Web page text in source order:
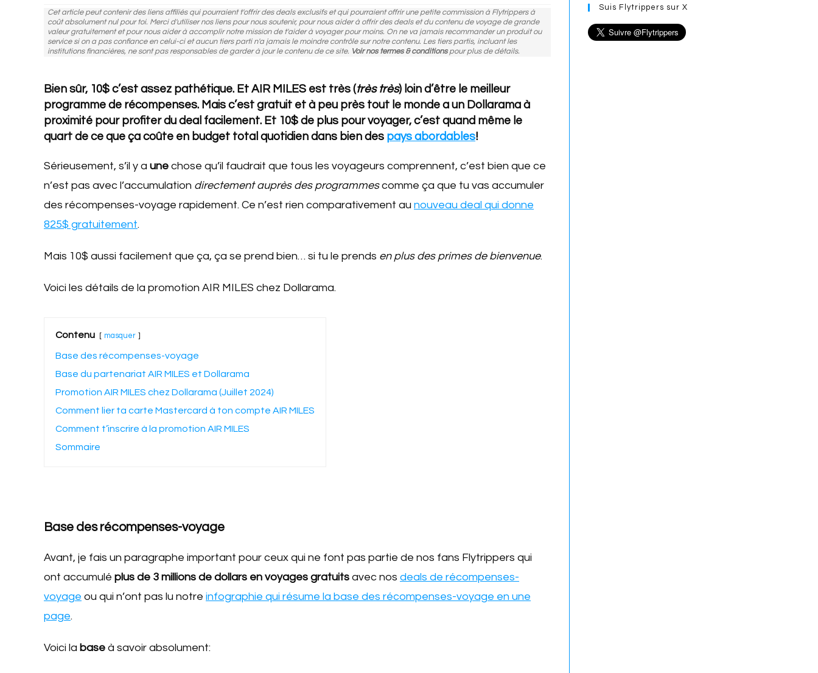
Cet article peut contenir des liens affiliés qui pourraient t'offrir des deals exclusifs et qui pourraient offrir une petite commission à Flytrippers à
coût absolument nul pour toi. Merci d'utiliser nos liens pour nous soutenir, pour nous aider à offrir des deals et du contenu de voyage de grande
valeur gratuitement et pour nous aider à accomplir notre mission de t'aider à voyager pour moins. On ne va jamais recommander un produit ou
service si on a pas confiance en celui-ci et aucun tiers parti n'a jamais le moindre contrôle sur notre contenu. Les tiers partis, incluant les
institutions financières, ne sont pas responsables de garder à jour le contenu de ce site. Voir nos termes & conditionspour plus de détails.
Bien sûr, 10$ c’est assez pathétique. Et AIR MILES est très (très très) loin d’être le meilleur
programme de récompenses. Mais c’est gratuit et à peu près tout le monde a un Dollarama à
proximité pour profiter du deal facilement. Et 10$ de plus pour voyager, c’est quand même le
quart de ce que ça coûte en budget total quotidien dans bien des pays abordables!
Sérieusement, s’il y a une chose qu’il faudrait que tous les voyageurs comprennent, c’est bien que ce
n’est pas avec l’accumulation directement auprès des programmescomme ça que tu vas accumuler
des récompenses-voyage rapidement. Ce n’est rien comparativement au nouveau deal qui donne
825$ gratuitement.
Mais 10$ aussi facilement que ça, ça se prend bien… si tu le prends en plus des primes de bienvenue.
Voici les détails de la promotion AIR MILES chez Dollarama.
Contenu masquer
Base des récompenses-voyage
Base du partenariat AIR MILES et Dollarama
Promotion AIR MILES chez Dollarama (Juillet 2024)
Comment lier ta carte Mastercard à ton compte AIR MILES
Comment t’inscrire à la promotion AIR MILES
Sommaire
Base des récompenses-voyage
Avant, je fais un paragraphe important pour ceux qui ne font pas partie de nos fans Flytrippers qui
ont accumulé plus de 3 millions de dollars en voyages gratuits avec nos deals de récompenses-
voyage ou qui n’ont pas lu notre infographie qui résume la base des récompenses-voyage en une
page.
Voici la base à savoir absolument:
Suis Flytrippers sur X